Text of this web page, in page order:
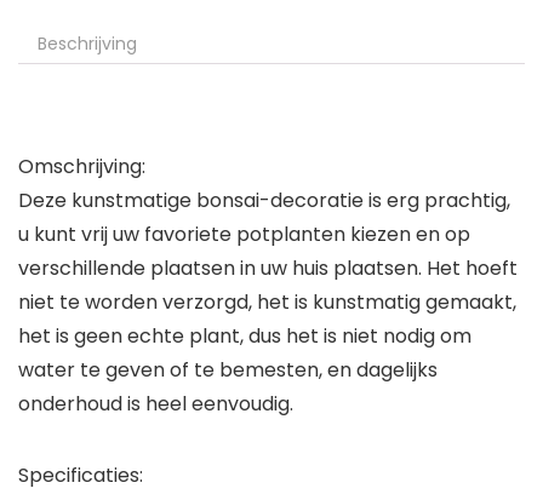
Beschrijving
Omschrijving:
Deze kunstmatige bonsai-decoratie is erg prachtig,
u kunt vrij uw favoriete potplanten kiezen en op
verschillende plaatsen in uw huis plaatsen. Het hoeft
niet te worden verzorgd, het is kunstmatig gemaakt,
het is geen echte plant, dus het is niet nodig om
water te geven of te bemesten, en dagelijks
onderhoud is heel eenvoudig.
Specificaties: